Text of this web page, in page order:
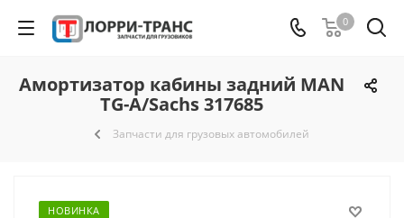
0
Амортизатор кабины задний MAN
TG-A/Sachs 317685
Запчасти для грузовых автомобилей
НОВИНКА